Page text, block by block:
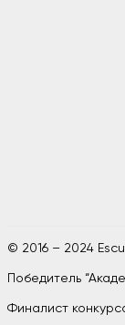
© 2016 – 2024
Победитель
Финалист